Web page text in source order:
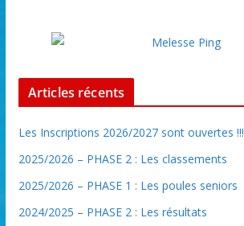
Articles récents
Les Inscriptions 2026/2027 sont ouvertes !!!
2025/2026 – PHASE 2 : Les classements
2025/2026 – PHASE 1 : Les poules seniors
2024/2025 – PHASE 2 : Les résultats